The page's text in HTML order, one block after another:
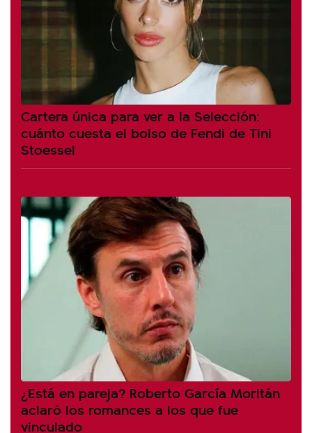
Cartera única para ver a la Selección:
cuánto cuesta el bolso de Fendi de Tini
Stoessel
¿Está en pareja? Roberto García Moritán
aclaró los romances a los que fue
vinculado